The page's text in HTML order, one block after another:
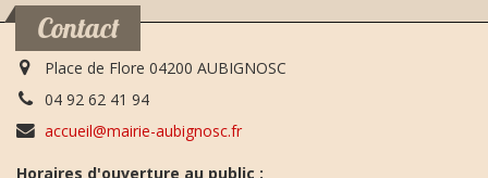
Contact
Place de Flore 04200 AUBIGNOSC
04 92 62 41 94
accueil@mairie-aubignosc.fr
Horaires d'ouverture au public :